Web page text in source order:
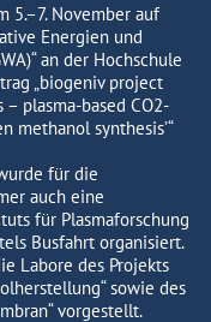
5.–7. November auf
Energien und
an der Hochschule
„biogeniv project
plasma-based CO2-
methanol synthesis’“
für die
auch eine
für Plasmaforschung
Busfahrt organisiert.
Labore des Projekts
sowie des
vorgestellt.